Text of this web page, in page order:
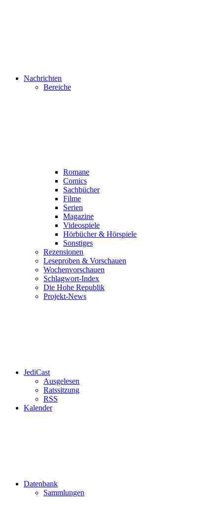
Nachrichten
Bereiche
Romane
Comics
Sachbücher
Filme
Serien
Magazine
Videospiele
Hörbücher & Hörspiele
Sonstiges
Rezensionen
Leseproben & Vorschauen
Wochenvorschauen
Schlagwort-Index
Die Hohe Republik
Projekt-News
JediCast
Ausgelesen
Ratssitzung
RSS
Kalender
Datenbank
Sammlungen